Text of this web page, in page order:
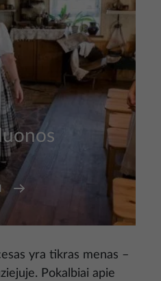
yra tikras menas –
Pokalbiai apie